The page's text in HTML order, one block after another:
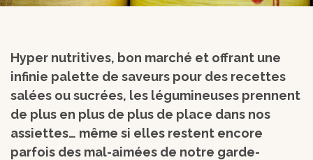
Hyper nutritives, bon marché et offrant une
infinie palette de saveurs pour des recettes
salées ou sucrées, les légumineuses prennent
de plus en plus de plus de place dans nos
assiettes… même si elles restent encore
parfois des mal-aimées de notre garde-